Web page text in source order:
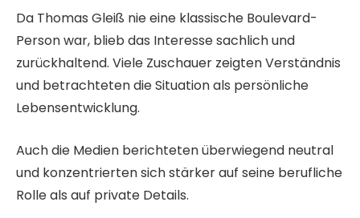
Da Thomas Gleiß nie eine klassische Boulevard-
Person war, blieb das Interesse sachlich und
zurückhaltend. Viele Zuschauer zeigten Verständnis
und betrachteten die Situation als persönliche
Lebensentwicklung.
Auch die Medien berichteten überwiegend neutral
und konzentrierten sich stärker auf seine berufliche
Rolle als auf private Details.